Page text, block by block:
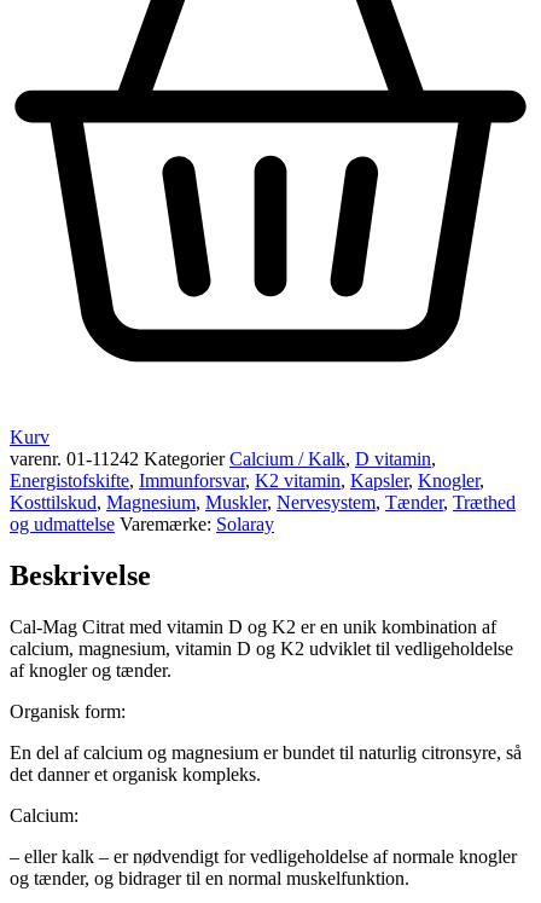
Kurv
varenr. 01-11242 Kategorier Calcium / Kalk, D vitamin,
Energistofskifte, Immunforsvar, K2 vitamin, Kapsler, Knogler,
Kosttilskud, Magnesium, Muskler, Nervesystem, Tænder, Træthed
og udmattelse Varemærke: Solaray
Beskrivelse
Cal-Mag Citrat med vitamin D og K2 er en unik kombination af
calcium, magnesium, vitamin D og K2 udviklet til vedligeholdelse
af knogler og tænder.
Organisk form:
En del af calcium og magnesium er bundet til naturlig citronsyre, så
det danner et organisk kompleks.
Calcium:
– eller kalk – er nødvendigt for vedligeholdelse af normale knogler
og tænder, og bidrager til en normal muskelfunktion.